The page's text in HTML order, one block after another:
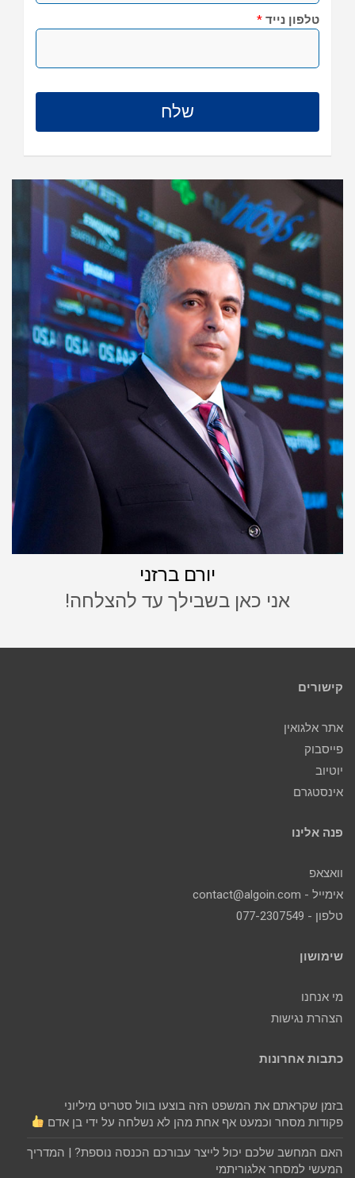
טלפון נייד *
יורם ברזני
אני כאן בשבילך עד להצלחה!
קישורים
אתר אלגואין
פייסבוק
יוטיוב
אינסטגרם
פנה אלינו
וואצאפ
אימייל - contact@algoin.com
טלפון - 077-2307549
שימושון
מי אנחנו
הצהרת נגישות
כתבות אחרונות
בזמן שקראתם את המשפט הזה בוצעו בוול סטריט מיליוני
פקודות מסחר וכמעט אף אחת מהן לא נשלחה על ידי בן אדם
האם המחשב שלכם יכול לייצר עבורכם הכנסה נוספת? | המדריך
המעשי למסחר אלגוריתמי